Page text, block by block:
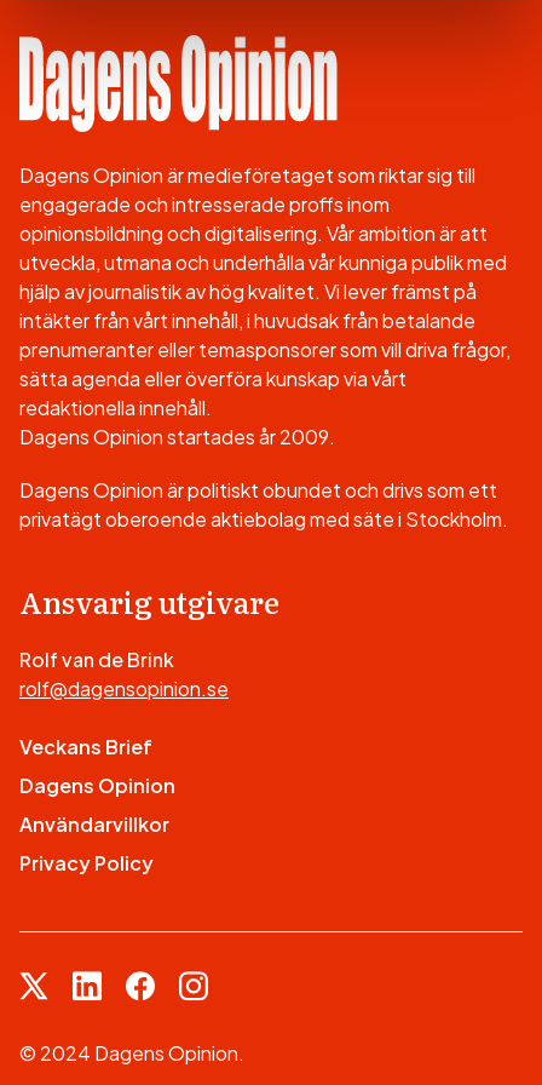
Dagens Opinion är medieföretaget som riktar sig till
engagerade och intresserade proffs inom
opinionsbildning och digitalisering. Vår ambition är att
utveckla, utmana och underhålla vår kunniga publik med
hjälp av journalistik av hög kvalitet. Vi lever främst på
intäkter från vårt innehåll, i huvudsak från betalande
prenumeranter eller temasponsorer som vill driva frågor,
sätta agenda eller överföra kunskap via vårt
redaktionella innehåll.
Dagens Opinion startades år 2009.
Dagens Opinion är politiskt obundet och drivs som ett
privatägt oberoende aktiebolag med säte i Stockholm.
Ansvarig utgivare
Rolf van de Brink
rolf@dagensopinion.se
Veckans Brief
Dagens Opinion
Användarvillkor
Privacy Policy
© 2024 Dagens Opinion.